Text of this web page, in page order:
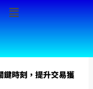
Menu
鍵時刻，提升交易獲